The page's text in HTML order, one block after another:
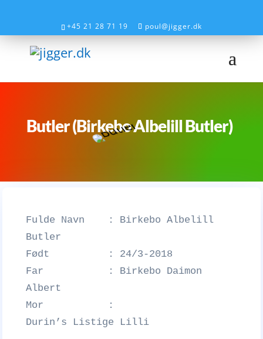
+45 21 28 71 19 poul@jigger.dk
Butler (Birkebo Albelill Butler)
Fulde Navn : Birkebo Albelill
Butler
Født : 24/3-2018
Far : Birkebo Daimon
Albert
Mor :
Durin’s Listige Lilli